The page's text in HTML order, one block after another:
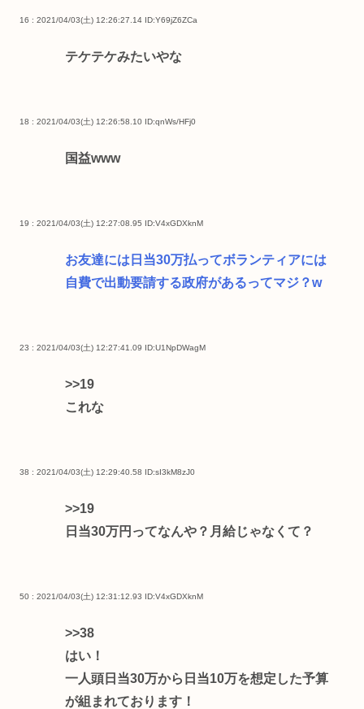
16 : 2021/04/03(土) 12:26:27.14 ID:Y69jZ6ZCa
テケテケみたいやな
18 : 2021/04/03(土) 12:26:58.10 ID:qnWs/HFj0
国益www
19 : 2021/04/03(土) 12:27:08.95 ID:V4xGDXknM
お友達には日当30万払ってボランティアには
自費で出動要請する政府があるってマジ？w
23 : 2021/04/03(土) 12:27:41.09 ID:U1NpDWagM
>>19
これな
38 : 2021/04/03(土) 12:29:40.58 ID:sI3kM8zJ0
>>19
日当30万円ってなんや？月給じゃなくて？
50 : 2021/04/03(土) 12:31:12.93 ID:V4xGDXknM
>>38
はい！
一人頭日当30万から日当10万を想定した予算
が組まれております！